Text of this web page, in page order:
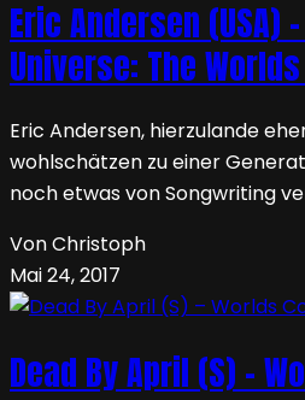
Eric Andersen (USA)
Universe: The
Eric Andersen, hierzulande
wohlschätzen zu einer
noch etwas von Songwriting
Von Christoph
Mai 24, 2017
Dead By April (S) –